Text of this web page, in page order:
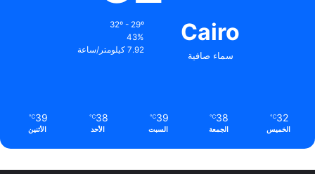
Cairo
سماء صافية
43%
7.92 كيلومتر/ساعة
32
℃
الخميس
38
℃
الجمعة
39
℃
السبت
38
℃
الأحد
39
℃
الأثنين